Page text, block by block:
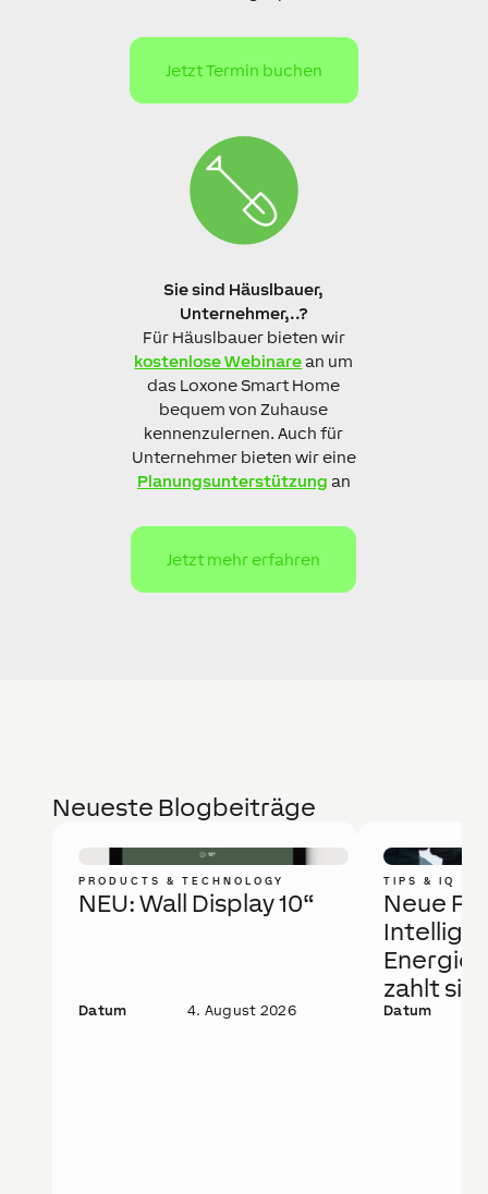
Jetzt Termin buchen
Sie sind Häuslbauer,
Unternehmer,..?
Für Häuslbauer bieten wir
kostenlose Webinare an um
das Loxone Smart Home
bequem von Zuhause
kennenzulernen. Auch für
Unternehmer bieten wir eine
Planungsunterstützung an
Jetzt mehr erfahren
Neueste Blogbeiträge
PRODUCTS & TECHNOLOGY
NEU: Wall Display 10“
Datum 4. August 2026
TIPS & IQ
Neue
zahlt
Datum